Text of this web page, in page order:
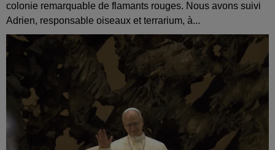
colonie remarquable de flamants rouges. Nous avons suivi
Adrien, responsable oiseaux et terrarium, à...